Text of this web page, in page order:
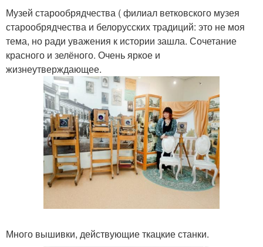
Музей старообрядчества ( филиал ветковского музея
старообрядчества и белорусских традиций: это не моя
тема, но ради уважения к истории зашла. Сочетание
красного и зелёного. Очень яркое и
жизнеутверждающее.
Много вышивки, действующие ткацкие станки.